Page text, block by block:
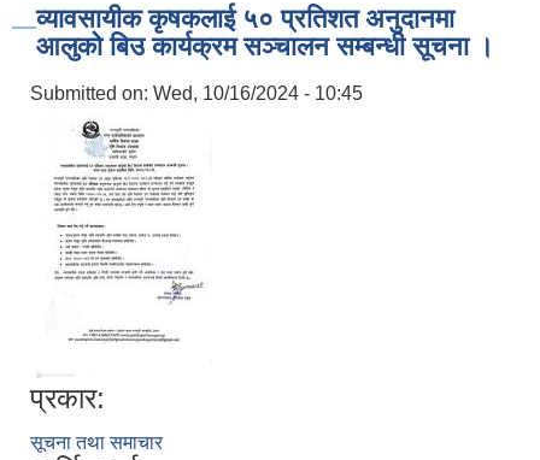
व्यावसायीक कृषकलाई ५० प्रतिशत अनुदानमा
आलुको बिउ कार्यक्रम सञ्चालन सम्बन्धी सूचना ।
Submitted on: Wed, 10/16/2024 - 10:45
प्रकार:
सूचना तथा समाचार